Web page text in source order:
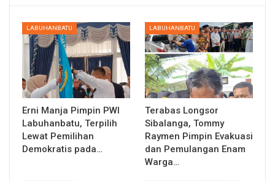
LABUHANBATU
Erni Manja Pimpin PWI
Labuhanbatu, Terpilih
Lewat Pemilihan
Demokratis pada…
LABUHANBATU
Terabas Longsor
Sibalanga, Tommy
Raymen Pimpin Evakuasi
dan Pemulangan Enam
Warga…